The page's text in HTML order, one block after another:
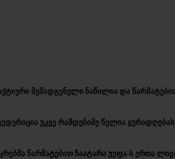
შემადგენელი ნაწილია და
უკვე რამდენიმე წელია
წარმატებით ჩაატარა უეფა-ს ერთა